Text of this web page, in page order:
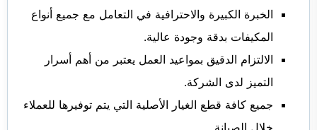
الخبرة الكبيرة والاحترافية في التعامل مع جميع أنواع
المكيفات بدقة وجودة عالية.
الالتزام الدقيق بمواعيد العمل يعتبر من أهم أسرار
التميز لدى الشركة.
جميع كافة قطع الغيار الأصلية التي يتم توفيرها للعملاء
خلال الصيانة.